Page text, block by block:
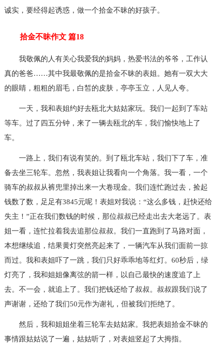
诚实，要经得起诱惑，做一个拾金不昧的好孩子。
拾金不昧作文 篇18
我敬佩的人有关心我爱我的妈妈，热爱书法的爷爷，工作认
真的爸爸……其中我最敬佩的是拾金不昧的表姐。她有一双大大
的眼睛，粗粗的眉毛，白皙的皮肤，亭亭玉立，人见人夸。
一天，我和表姐约好去瓯北大姑姑家玩。我们一起到了车站
等车。过了四五分钟，来了一辆去瓯北的车，我们愉快地上了
车。
一路上，我们有说有笑的。到了瓯北车站，我们下了车，准
备去坐三轮车。忽然，我表姐让我看向一个角落。我一看，一个
骑车的叔叔从裤兜里掉出来一大卷现金。我们连忙跑过去，捡起
钱数了数，足足有3845元呢！表姐对我说：“这么多钱，赶快还给
失主！”正在我们数钱的时候，那位叔叔已经走出去大老远了。表
姐一看，连忙拉着我去追那位叔叔。我们一直跑到了马路对面，
本想继续追，结果黄灯突然亮起来了，一辆汽车从我们面前一掠
而过。我和表姐吓了一跳，我们只好乖乖地等红灯。60秒后，绿
灯亮了，我和姐姐像离弦的箭一样，以自己最快的速度追了上
去。不一会，就追上了。我们把钱还给了叔叔。叔叔跟我们说了
声谢谢，还给了我们50元作为谢礼，但被我们拒绝了。
然后，我和姐姐坐着三轮车去姑姑家。我把表姐拾金不昧的
事情跟姑姑说了一遍，姑姑听了，对表姐竖起了大拇指。